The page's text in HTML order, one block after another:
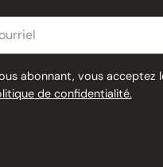
abonnant, vous acceptez
de confidentialité.